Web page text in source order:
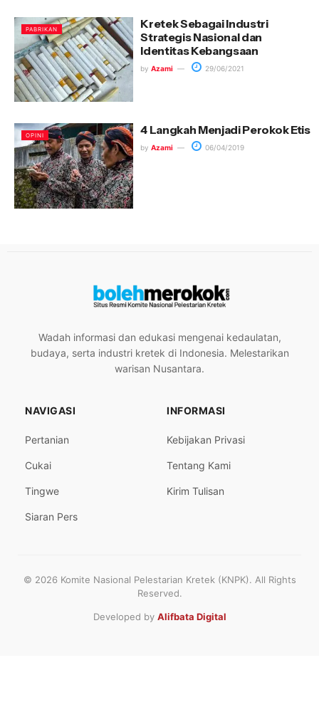
PABRIKAN
Kretek Sebagai Industri
Strategis Nasional dan
Identitas Kebangsaan
by Azami 29/06/2021
OPINI 4 Langkah Menjadi Perokok Etis
by Azami 06/04/2019
Wadah informasi dan edukasi mengenai kedaulatan,
budaya, serta industri kretek di Indonesia. Melestarikan
warisan Nusantara.
NAVIGASI
Pertanian
Cukai
Tingwe
Siaran Pers
INFORMASI
Kebijakan Privasi
Tentang Kami
Kirim Tulisan
© 2026 Komite Nasional Pelestarian Kretek (KNPK). All Rights
Reserved.
Developed by Alifbata Digital